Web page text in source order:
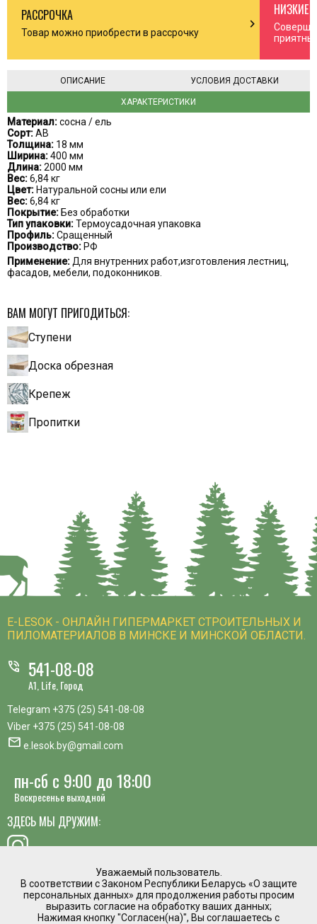
Уважаемый пользователь.
В соответствии с Законом Республики Беларусь «О защите
персональных данных» для продолжения работы просим
выразить согласие на обработку ваших данных;
Нажимая кнопку "Согласен(на)", Вы соглашаетесь с
РАССРОЧКА
Товар можно приобрести в рассрочку chevron_right
НИЗКИЕ
ХАРАКТЕРИСТИКИ
ОПИСАНИЕ УСЛОВИЯ ДОСТАВКИ
Материал:сосна / ель
Сорт:АВ
Толщина: 18 мм
Ширина:400 мм
Длина:2000 мм
Вес:6,84 кг
Цвет: Натуральной сосны или ели
Вес:6,84 кг
Покрытие: Без обработки
Тип упаковки:Термоусадочная упаковка
Профиль:Сращенный
Производство: РФ
Применение: Для внутренних работ,изготовления лестниц,
фасадов, мебели, подоконников.
ВАМ МОГУТ ПРИГОДИТЬСЯ:
Ступени
Доска обрезная
Крепеж
Пропитки
E-LESOK - ОНЛАЙН ГИПЕРМАРКЕТ СТРОИТЕЛЬНЫХ И
ПИЛОМАТЕРИАЛОВ В МИНСКЕ И МИНСКОЙ ОБЛАСТИ.
phone_in_talk 541-08-08
A1, Life, Город
Telegram +375 (25) 541-08-08
Viber +375 (25) 541-08-08
mail e.lesok.by@gmail.com
пн-сб с 9:00 до 18:00
Воскресенье выходной
ЗДЕСЬ МЫ ДРУЖИМ:
хотите предложить идею, похвалить сотрудника или
пожаловаться?